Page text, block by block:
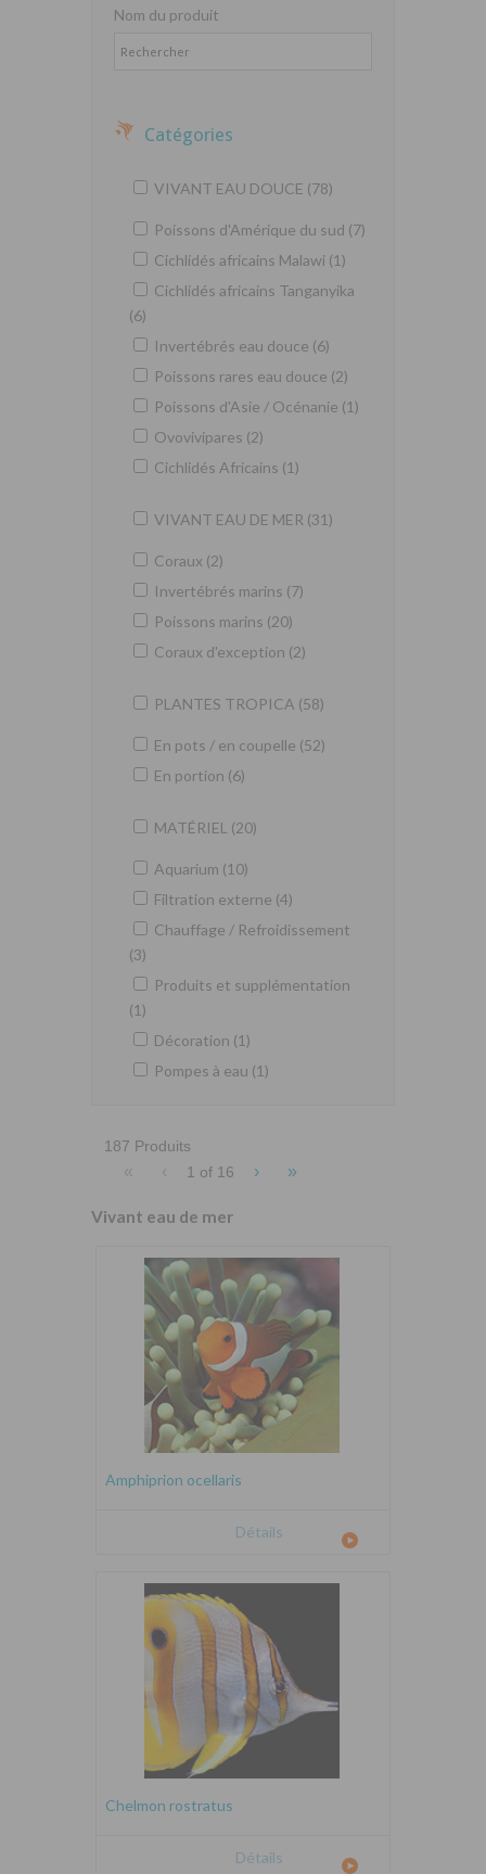
Nom du produit
Catégories
VIVANT EAU DOUCE (78)
Poissons d'Amérique du sud (7)
Cichlidés africains Malawi (1)
Cichlidés africains Tanganyika
(6)
Invertébrés eau douce (6)
Poissons rares eau douce (2)
Poissons d'Asie / Océnanie (1)
Ovovivipares (2)
Cichlidés Africains (1)
VIVANT EAU DE MER (31)
Coraux (2)
Invertébrés marins (7)
Poissons marins (20)
Coraux d'exception (2)
PLANTES TROPICA (58)
En pots / en coupelle (52)
En portion (6)
MATÉRIEL (20)
Aquarium (10)
Filtration externe (4)
Chauffage / Refroidissement
(3)
Produits et supplémentation
(1)
Décoration (1)
Pompes à eau (1)
187 Produits
« ‹ 1 of 16 › »
Vivant eau de mer
Amphiprion ocellaris
Détails
Chelmon rostratus
Détails